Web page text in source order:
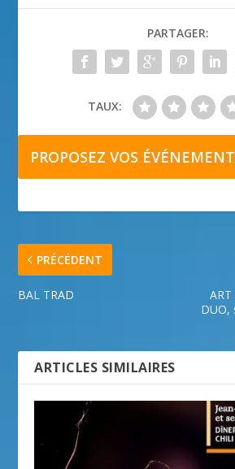
PARTAGER:
TAUX:
PROPOSEZ VOS
PRÉCÉDENT
BAL TRAD
DUO,
ARTICLES SIMILAIRES